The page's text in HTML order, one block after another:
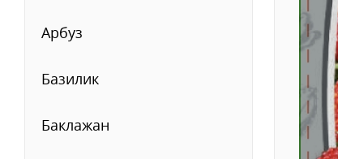
Арбуз
Базилик
Баклажан